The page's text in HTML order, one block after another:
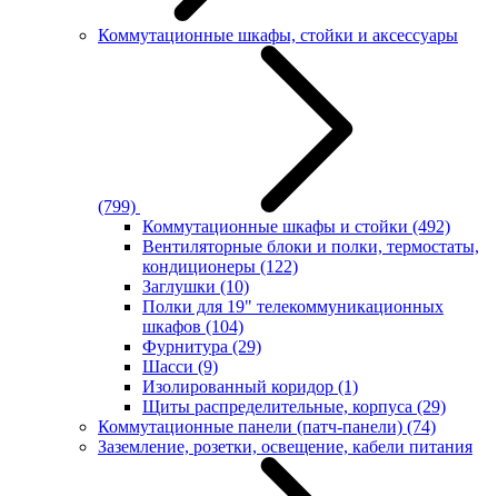
Коммутационные шкафы, стойки и аксессуары
(799)
Коммутационные шкафы и стойки (492)
Вентиляторные блоки и полки, термостаты,
кондиционеры (122)
Заглушки (10)
Полки для 19" телекоммуникационных
шкафов (104)
Фурнитура (29)
Шасси (9)
Изолированный коридор (1)
Щиты распределительные, корпуса (29)
Коммутационные панели (патч-панели) (74)
Заземление, розетки, освещение, кабели питания